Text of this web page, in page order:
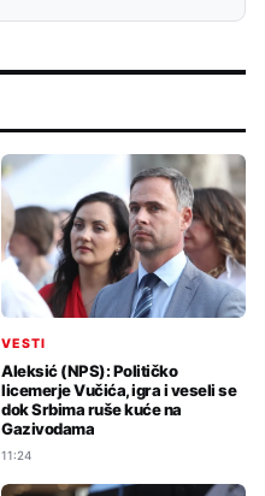
VESTI
Aleksić (NPS): Političko
licemerje Vučića, igra i veseli se
dok Srbima ruše kuće na
Gazivodama
11:24